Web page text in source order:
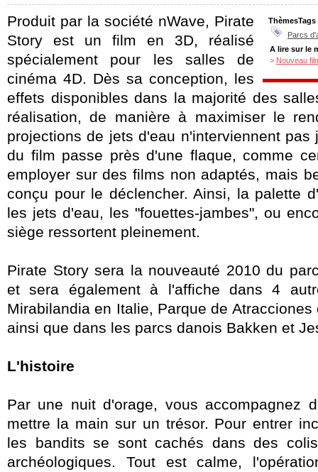
ThèmesTags
Parcs
A lire sur le
> Nouveau
Produit par la société nWave, Pirate
Story est un film en 3D, réalisé
spécialement pour les salles de
cinéma 4D. Dès sa conception, les
effets disponibles dans la majorité des
réalisation, de manière à maximiser le
projections de jets d'eau n'interviennent
du film passe près d'une flaque, comme
employer sur des films non adaptés, mais
conçu pour le déclencher. Ainsi, la palette
les jets d'eau, les "fouettes-jambes", ou
siège ressortent pleinement.
Pirate Story sera la nouveauté 2010 du
et sera également à l'affiche dans 4
Mirabilandia en Italie, Parque de
ainsi que dans les parcs danois Bakken et
L'histoire
Par une nuit d'orage, vous accompagnez
mettre la main sur un trésor. Pour entrer
les bandits se sont cachés dans des
archéologiques. Tout est calme,